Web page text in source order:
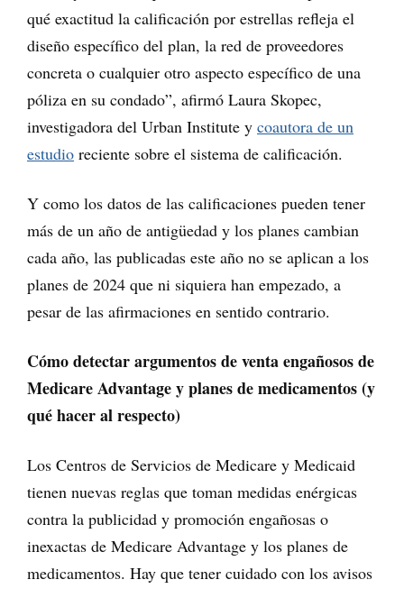
qué exactitud la calificación por estrellas refleja el
diseño específico del plan, la red de proveedores
concreta o cualquier otro aspecto específico de una
póliza en su condado”, afirmó Laura Skopec,
investigadora del Urban Institute y coautora de un
estudio reciente sobre el sistema de calificación.
Y como los datos de las calificaciones pueden tener
más de un año de antigüedad y los planes cambian
cada año, las publicadas este año no se aplican a los
planes de 2024 que ni siquiera han empezado, a
pesar de las afirmaciones en sentido contrario.
Cómo detectar argumentos de venta engañosos de
Medicare Advantage y planes de medicamentos (y
qué hacer al respecto)
Los Centros de Servicios de Medicare y Medicaid
tienen nuevas reglas que toman medidas enérgicas
contra la publicidad y promoción engañosas o
inexactas de Medicare Advantage y los planes de
medicamentos. Hay que tener cuidado con los avisos